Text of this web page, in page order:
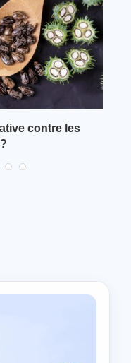
contre les